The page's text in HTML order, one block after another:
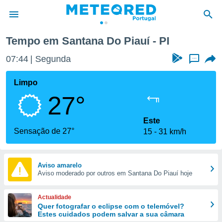
da
foi
fornecidas
a este
das
e
forma
digital
Tempo em Santana Do Piauí - PI
07:44 Segunda ...
Limpo
27°
Sensação de 27°
Este
15
31 km/h
Aviso amarelo
Aviso moderado por outros em Santana Do Piauí hoje
Actualidade
Quer fotografar o eclipse com o telemóvel?
Estes cuidados podem salvar a sua câmara